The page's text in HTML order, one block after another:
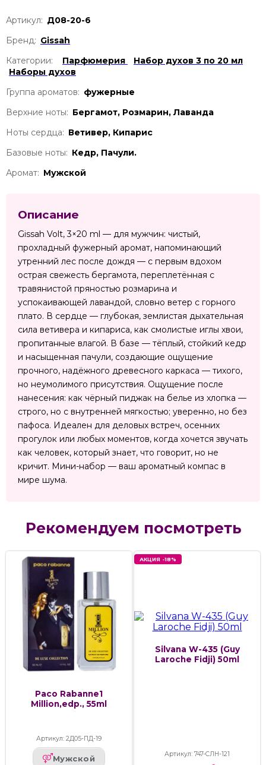
Артикул: Д08-20-6
Бренд: Gissah
Категории:
Парфюмерия
Набор духов 3 по 20 мл
Наборы духов
Группа ароматов: фужерные
Верхние ноты: Бергамот, Розмарин, Лаванда
Ноты сердца: Ветивер, Кипарис
Базовые ноты: Кедр, Пачули.
Аромат: Мужской
Описание
Gissah Volt, 3×20 ml — для мужчин: чистый,
прохладный фужерный аромат, напоминающий
утренний лес после дождя — с первым вдохом
острая свежесть бергамота, переплетённая с
травянистой пряностью розмарина и
успокаивающей лавандой, словно ветер с горного
плато. В сердце — глубокая, землистая дыхательная
сила ветивера и кипариса, как смолистые иглы хвои,
пропитанные влагой. В базе — тёплый, стойкий кедр
и насыщенная пачули, создающие ощущение
прочного, надёжного древесного каркаса — тихого,
но неумолимого присутствия. Ощущение после
нанесения: как чёрный пиджак на белье из хлопка —
строго, но с внутренней мягкостью; уверенно, но без
пафоса. Идеален для деловых встреч, осенних
прогулок или любых моментов, когда хочется звучать
как человек, который знает, что говорит, но не
кричит. Мини-набор — ваш ароматный компас в
мире шума.
Рекомендуем посмотреть
Paco Rabanne1
Million,edp., 55ml
Артикул: 2Д05-ПД-19
Мужской
АКЦИЯ -18%
Silvana W-435 (Guy
Laroche Fidji) 50ml
Артикул: 747-СЛН-121